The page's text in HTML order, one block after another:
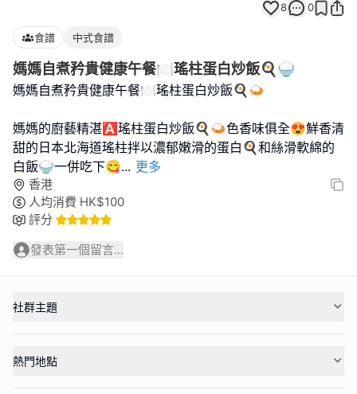
8 0
食譜 中式食譜
媽媽自煮矜貴健康午餐🍽瑤柱蛋白炒飯🍳🍚
媽媽自煮矜貴健康午餐🍽瑤柱蛋白炒飯🍳🍛
媽媽的廚藝精湛🅰️瑤柱蛋白炒飯🍳🍛色香味俱全😍鮮香清
甜的日本北海道瑤柱拌以濃郁嫩滑的蛋白🍳和絲滑軟綿的
白飯🍚一併吃下😋... 更多
香港
人均消費 HK$100
評分
發表第一個留言...
社群主題
熱門地點